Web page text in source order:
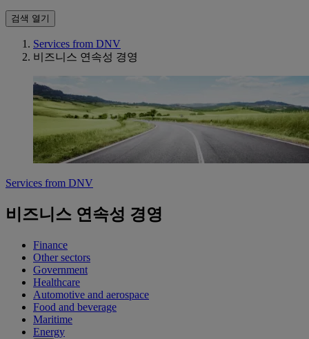
검색 열기
Services from DNV
비즈니스 연속성 경영
Services from DNV
비즈니스 연속성 경영
Finance
Other sectors
Government
Healthcare
Automotive and aerospace
Food and beverage
Maritime
Energy